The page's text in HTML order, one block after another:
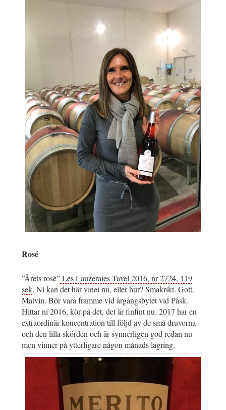
Rosé
”Årets rosé”Les Lauzeraies Tavel 2016, nr 2724, 119
sek. Ni kan det här vinet nu, eller hur? Smakrikt. Gott.
Matvin. Bör vara framme vid årgångsbytet vid Påsk.
Hittar ni 2016, kör på det, det är finfint nu. 2017 har en
extraordinär koncentration till följd av de små druvorna
och den lilla skörden och är synnerligen god redan nu
men vinner på ytterligare någon månads lagring.